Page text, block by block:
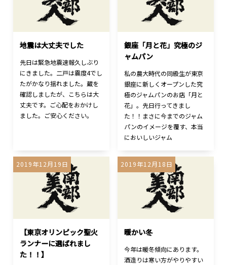
地震は大丈夫でした
先日は緊急地震速報久しぶり
にきました。二戸は震度4でし
たがかなり揺れました。蔵を
確認しましたが、こちらは大
丈夫です。ご心配をおかけし
ました。ご安心ください。
銀座「月と花」究極のジ
ャムパン
私の農大時代の同級生が東京
銀座に新しくオープンした究
極のジャムパンのお店「月と
花」。先日行ってきまし
た！！まさに今までのジャム
パンのイメージを覆す、本当
においしいジャム
2019年12月19日
【東京オリンピック聖火
ランナーに選ばれまし
た！！】
2019年12月18日
暖かい冬
今年は暖冬傾向にあります。
酒造りは寒い方がやりやすい